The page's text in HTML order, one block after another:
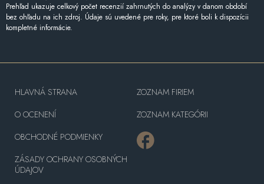
Prehľad ukazuje celkový počet recenzií zahrnutých do analýzy v danom období
bez ohľadu na ich zdroj. Údaje sú uvedené pre roky, pre ktoré boli k dispozícii
kompletné informácie.
HLAVNÁ STRANA
O OCENENÍ
OBCHODNÉ PODMIENKY
ZÁSADY OCHRANY OSOBNÝCH
ÚDAJOV
ZOZNAM FIRIEM
ZOZNAM KATEGÓRII